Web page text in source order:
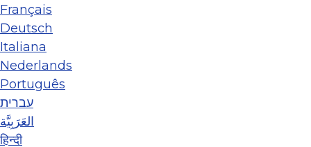
Français
Deutsch
Italiana
Nederlands
Português
עברית
العَرَبِيَّة
हिन्दी